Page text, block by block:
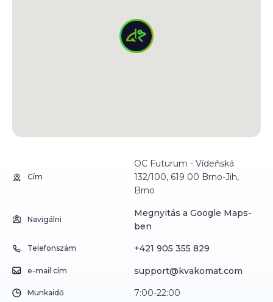
Cím
OC Futurum - Vídeňská
132/100, 619 00 Brno-Jih,
Brno
Navigálni
Megnyitás a Google Maps-
ben
Telefonszám +421 905 355 829
e-mail cím support@kvakomat.com
Munkaidő 7:00-22:00